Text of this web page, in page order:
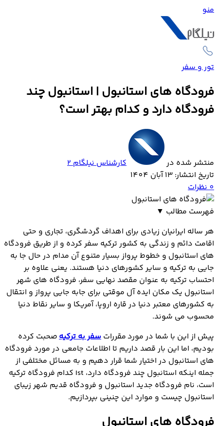
منو
تور و سفر
فرودگاه های استانبول | استانبول چند
فرودگاه دارد و کدام بهتر است؟
منتشر شده در
کارشناس نیلگام 2
تاریخ انتشار: 13 آبان 1404
0نظرات
فهرست مطالب ▼
فرودگاه های استانبول
استانبول چند فرودگاه دارد؟
نام فرودگاه جدید استانبول
هر ساله ایرانیان زیادی برای اهداف گردشگری، تجاری و حتی
اقامت دائم و زندگی به کشور ترکیه سفر کرده و از طریق فرودگاه
های استانبول و خطوط پرواز بسیار متنوع آن مدام در حال جا به
جایی به ترکیه و سایر کشورهای دنیا هستند. یعنی علاوه بر
احتساب ترکیه به عنوان مقصد نهایی سفر، فرودگاه های شهر
استانبول یک مکان ایده آل موقتی برای جابه جایی پرواز و انتقال
به کشورهای معتبر دنیا در قاره اروپا، آمریکا و سایر نقاط دنیا
محسوب می شوند.
پیش از این با شما در مورد مقررات سفر به ترکیهصحبت کرده
بودیم، اما این بار قصد داریم تا اطلاعات جامعی در مورد فرودگاه
های استانبول در اختیار شما قرار دهیم و به مسائل مختلفی از
جمله اینکه استانبول چند فرودگاه دارد، Ist کدام فرودگاه ترکیه
است، نام فرودگاه جدید استانبول و فرودگاه قدیم شهر زیبای
استانبول چیست و موارد این چنینی بپردازیم.
فرودگاه های استانبول